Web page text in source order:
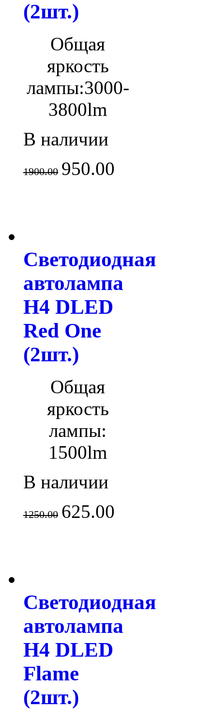
(2шт.)
Общая
яркость
лампы:3000-
3800lm
В наличии
1900.00 950.00
Светодиодная
автолампа
H4 DLED
Red One
(2шт.)
Общая
яркость
лампы:
1500lm
В наличии
1250.00 625.00
Светодиодная
автолампа
H4 DLED
Flame
(2шт.)